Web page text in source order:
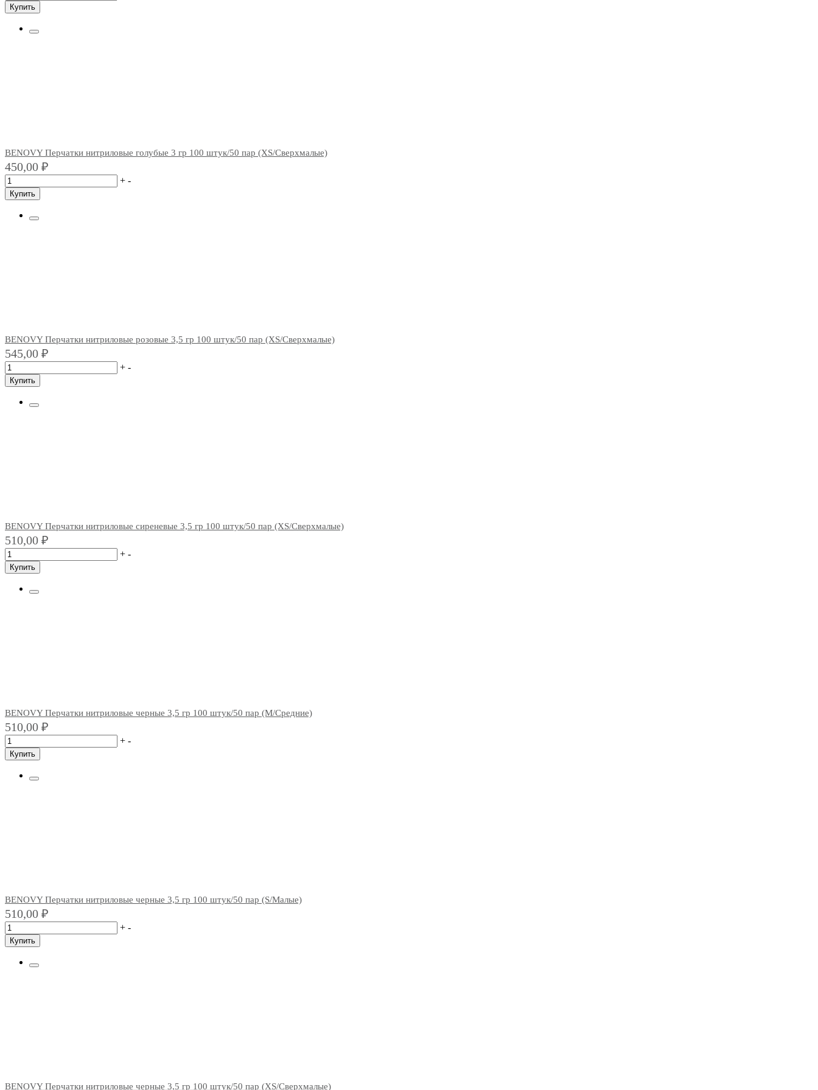
Купить
BENOVY Перчатки нитриловые голубые 3 гр 100 штук/50 пар (XS/Сверхмалые)
450,00 ₽
+ -
Купить
BENOVY Перчатки нитриловые розовые 3,5 гр 100 штук/50 пар (XS/Сверхмалые)
545,00 ₽
+ -
Купить
BENOVY Перчатки нитриловые сиреневые 3,5 гр 100 штук/50 пар (XS/Сверхмалые)
510,00 ₽
+ -
Купить
BENOVY Перчатки нитриловые черные 3,5 гр 100 штук/50 пар (M/Средние)
510,00 ₽
+ -
Купить
BENOVY Перчатки нитриловые черные 3,5 гр 100 штук/50 пар (S/Малые)
510,00 ₽
+ -
Купить
BENOVY Перчатки нитриловые черные 3,5 гр 100 штук/50 пар (XS/Сверхмалые)